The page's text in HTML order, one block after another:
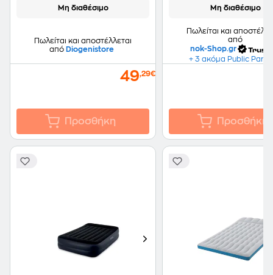
Μη διαθέσιμο
Πωλείται και αποστέλλεται
από Diogenistore
49,29€
Προσθήκη
Μη διαθέσιμο
Πωλείται και
από
nok-Shop.gr
+ 3 ακόμα Public
Προσθήκη